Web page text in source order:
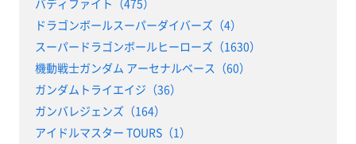
ドラゴンボールスーパーダイバーズ（4）
スーパードラゴンボールヒーローズ（1630）
機動戦士ガンダム アーセナルベース（60）
ガンダムトライエイジ（36）
ガンバレジェンズ（164）
アイドルマスター TOURS（1）